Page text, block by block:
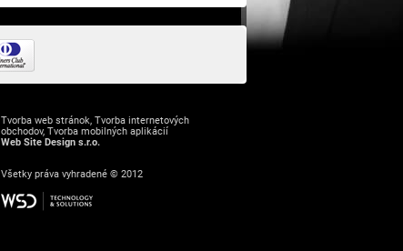
Tvorba web stránok, Tvorba internetových
obchodov, Tvorba mobilných aplikácií
Web Site Design s.r.o.
Všetky práva vyhradené © 2012